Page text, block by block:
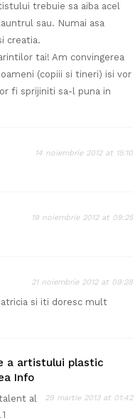
trebuie sa aiba acel
sau. Numai asa
creatia.
tai! Am convingerea
(copiii si tineri) isi vor
fi sprijiniti sa-l puna in
14 noiembrie 2012 at 15:10
19 noiembrie 2012 at 09:25
21 noiembrie 2012 at 09:28
si iti doresc mult
a artistului plastic
Info
29 martie 2013 at 01:42
al